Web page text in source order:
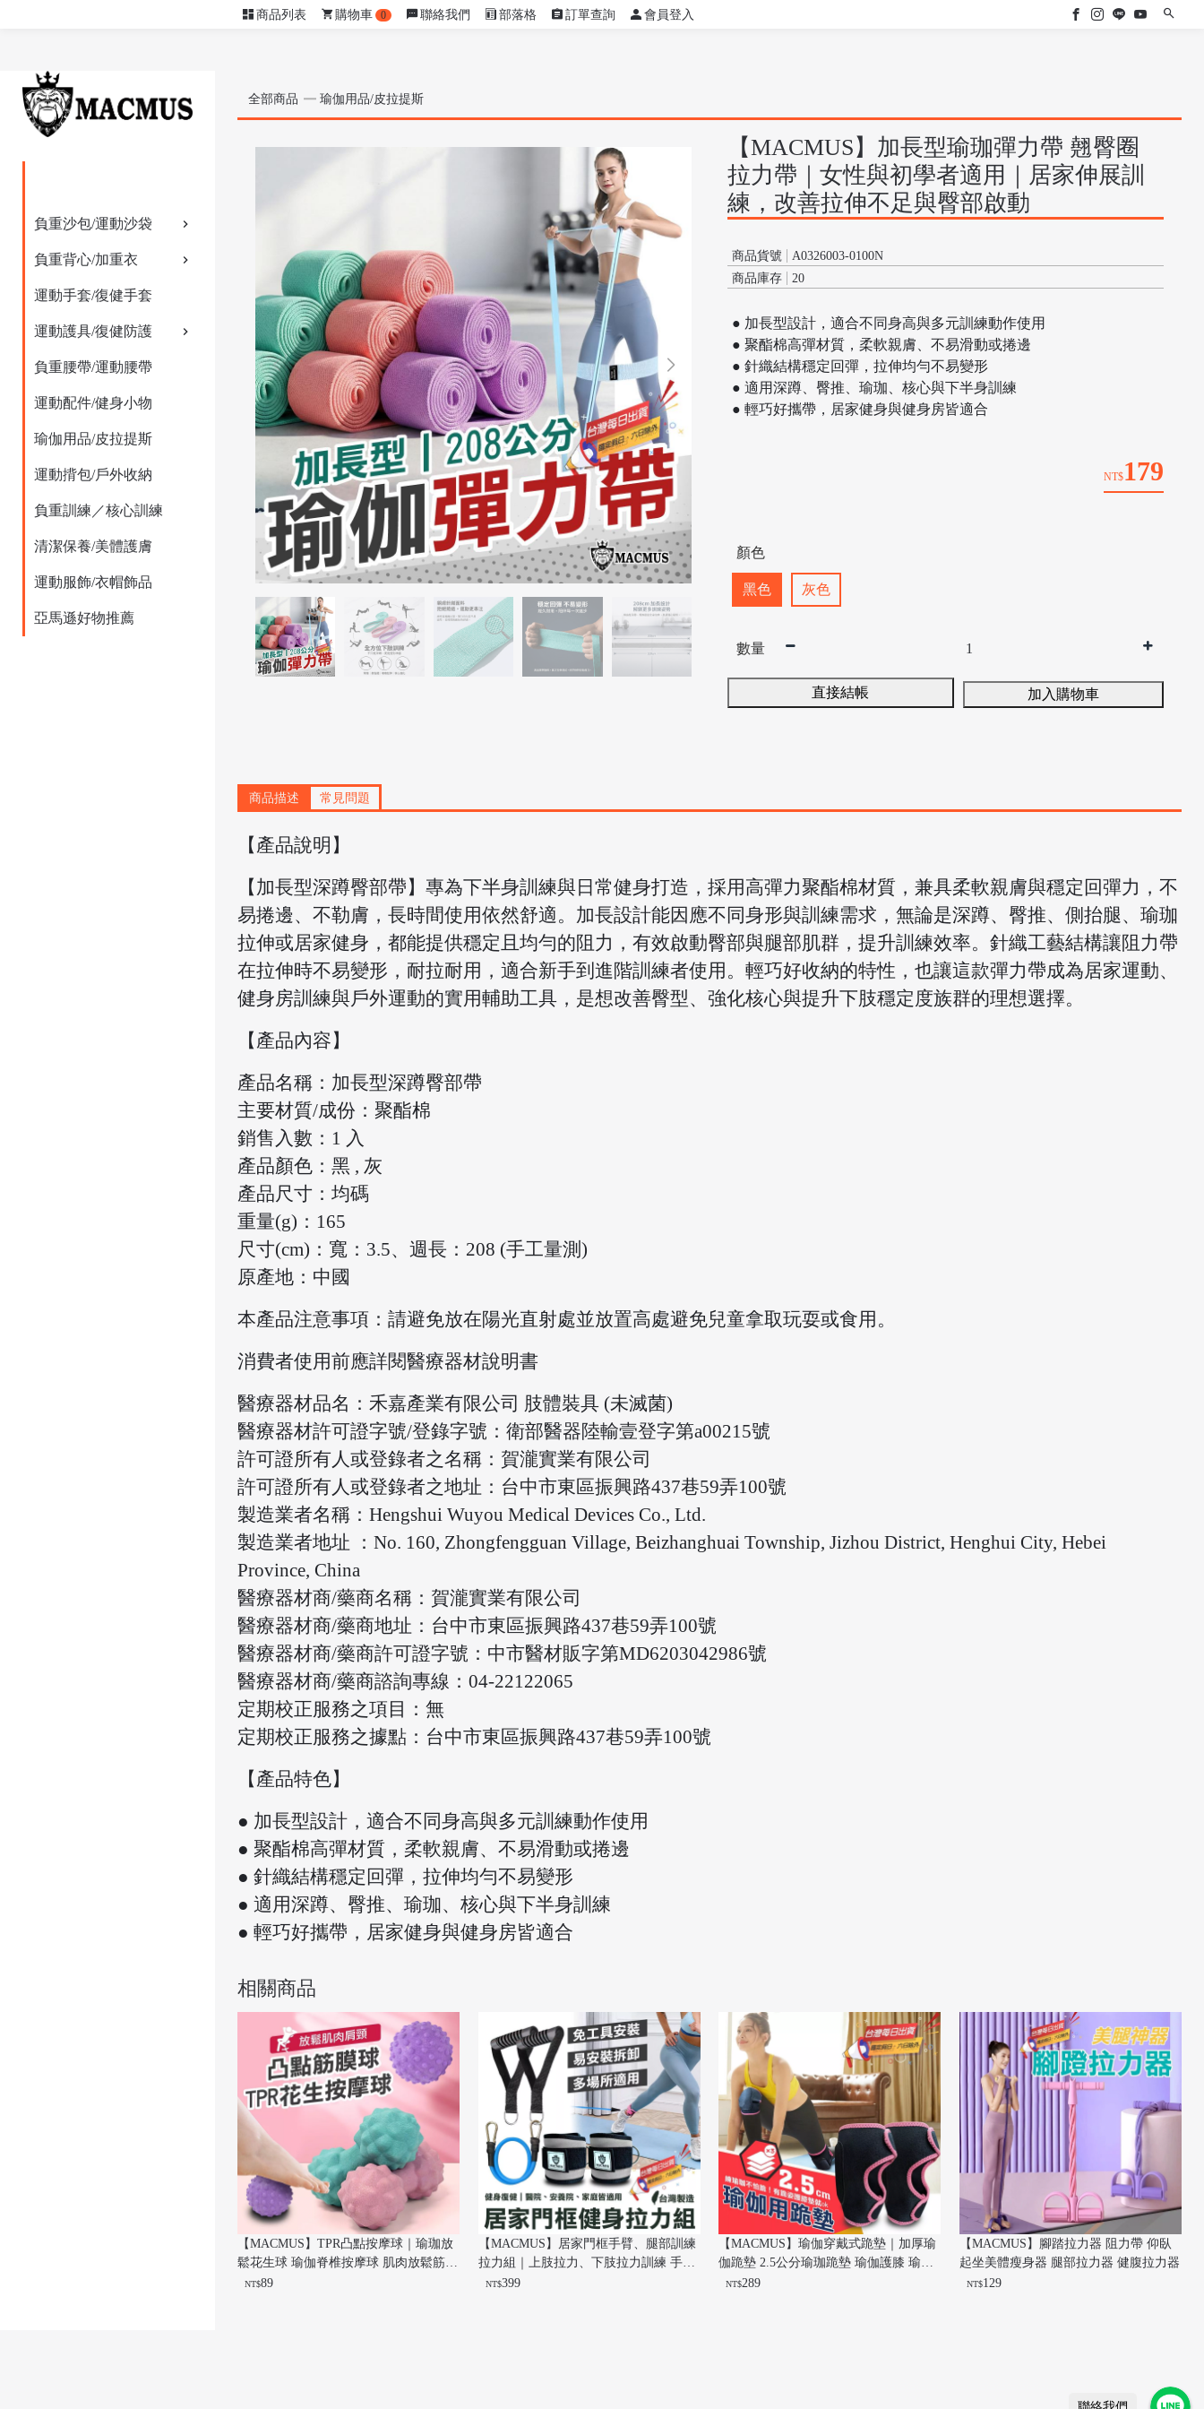
商品列表 購物車 0 聯絡我們 部落格 訂單查詢 會員登入
負重沙包/運動沙袋
負重背心/加重衣
運動手套/復健手套
運動護具/復健防護
負重腰帶/運動腰帶
運動配件/健身小物
瑜伽用品/皮拉提斯
運動揹包/戶外收納
負重訓練／核心訓練
清潔保養/美體護膚
運動服飾/衣帽飾品
亞馬遜好物推薦
全部商品 瑜伽用品/皮拉提斯
【MACMUS】加長型瑜珈彈力帶 翹臀圈
拉力帶｜女性與初學者適用｜居家伸展訓
練，改善拉伸不足與臀部啟動
商品貨號
A0326003-0100N
商品庫存
20
● 加長型設計，適合不同身高與多元訓練動作使用
● 聚酯棉高彈材質，柔軟親膚、不易滑動或捲邊
● 針織結構穩定回彈，拉伸均勻不易變形
● 適用深蹲、臀推、瑜珈、核心與下半身訓練
● 輕巧好攜帶，居家健身與健身房皆適合
NT$179
顏色
黑色 灰色
數量
直接結帳 加入購物車
商品描述 常見問題
【產品說明】
【加長型深蹲臀部帶】專為下半身訓練與日常健身打造，採用高彈力聚酯棉材質，兼具柔軟親膚與穩定回彈力，不
易捲邊、不勒膚，長時間使用依然舒適。加長設計能因應不同身形與訓練需求，無論是深蹲、臀推、側抬腿、瑜珈
拉伸或居家健身，都能提供穩定且均勻的阻力，有效啟動臀部與腿部肌群，提升訓練效率。針織工藝結構讓阻力帶
在拉伸時不易變形，耐拉耐用，適合新手到進階訓練者使用。輕巧好收納的特性，也讓這款彈力帶成為居家運動、
健身房訓練與戶外運動的實用輔助工具，是想改善臀型、強化核心與提升下肢穩定度族群的理想選擇。
【產品內容】
產品名稱：加長型深蹲臀部帶
主要材質/成份：聚酯棉
銷售入數：1 入
產品顏色：黑 , 灰
產品尺寸：均碼
重量(g)：165
尺寸(cm)：寬：3.5、週長：208 (手工量測)
原產地：中國
本產品注意事項：請避免放在陽光直射處並放置高處避免兒童拿取玩耍或食用。
消費者使用前應詳閱醫療器材說明書
醫療器材品名：禾嘉產業有限公司 肢體裝具 (未滅菌)
醫療器材許可證字號/登錄字號：衛部醫器陸輸壹登字第a00215號
許可證所有人或登錄者之名稱：賀瀧實業有限公司
許可證所有人或登錄者之地址：台中市東區振興路437巷59弄100號
製造業者名稱：Hengshui Wuyou Medical Devices Co., Ltd.
製造業者地址 ：No. 160, Zhongfengguan Village, Beizhanghuai Township, Jizhou District, Henghui City, Hebei
Province, China
醫療器材商/藥商名稱：賀瀧實業有限公司
醫療器材商/藥商地址：台中市東區振興路437巷59弄100號
醫療器材商/藥商許可證字號：中市醫材販字第MD6203042986號
醫療器材商/藥商諮詢專線：04-22122065
定期校正服務之項目：無
定期校正服務之據點：台中市東區振興路437巷59弄100號
【產品特色】
● 加長型設計，適合不同身高與多元訓練動作使用
● 聚酯棉高彈材質，柔軟親膚、不易滑動或捲邊
● 針織結構穩定回彈，拉伸均勻不易變形
● 適用深蹲、臀推、瑜珈、核心與下半身訓練
● 輕巧好攜帶，居家健身與健身房皆適合
相關商品
NT$89
【MACMUS】TPR凸點按摩球｜瑜珈放
鬆花生球 瑜伽脊椎按摩球 肌肉放鬆筋膜
球 便攜按摩球 居家按摩工具
NT$399
【MACMUS】居家門框手臂、腿部訓練
拉力組｜上肢拉力、下肢拉力訓練 手臂
拉伸 腿部拉伸 肱二頭肌、股四頭肌訓練
NT$289
【MACMUS】瑜伽穿戴式跪墊｜加厚瑜
伽跪墊 2.5公分瑜珈跪墊 瑜伽護膝 瑜珈
護膝 運動跪墊 運動護膝 健身護膝
NT$129
【MACMUS】腳踏拉力器 阻力帶 仰臥
起坐美體瘦身器 腿部拉力器 健腹拉力器